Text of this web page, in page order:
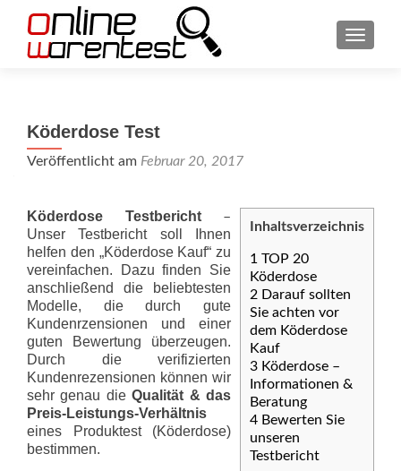
Köderdose Test
Veröffentlicht am Februar 20, 2017
Inhaltsverzeichnis
1 TOP 20
Köderdose
2 Darauf sollten
Sie achten vor
dem Köderdose
Kauf
3 Köderdose –
Informationen &
Beratung
4 Bewerten Sie
unseren
Testbericht
Köderdose Testbericht–
Unser Testbericht soll Ihnen
helfen den „Köderdose Kauf“ zu
vereinfachen. Dazu finden Sie
anschließend die beliebtesten
Modelle, die durch gute
Kundenrzensionen und einer
guten Bewertung überzeugen.
Durch die verifizierten
Kundenrezensionen können wir
sehr genau dieQualität & das
Preis-Leis­tungs-Ver­hält­nis
eines Produktest (Köderdose)
bestimmen.